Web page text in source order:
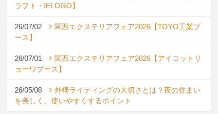
ラフト・IELOGO】
26/07/02
関西エクステリアフェア2026【TOYO工業ブ
ース】
26/07/01
関西エクステリアフェア2026【アイコットリ
ョーワブース】
26/05/08
外構ライティングの大切さとは？夜の住まい
を美しく、使いやすくするポイント